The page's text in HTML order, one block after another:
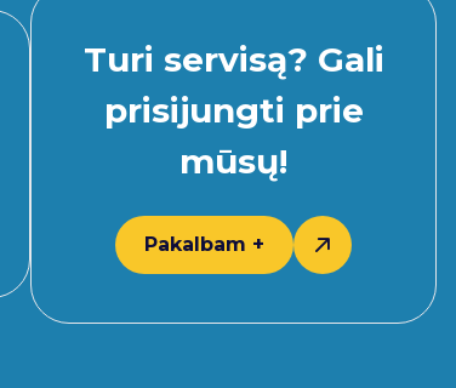
Turi servisą? Gali
prisijungti prie
mūsų!
Pakalbam +